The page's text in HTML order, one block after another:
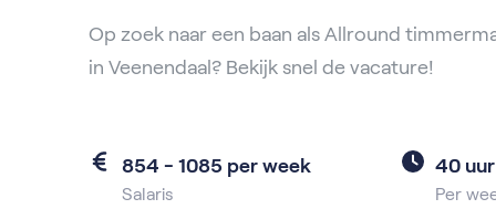
Op zoek naar een baan als Allround
in Veenendaal? Bekijk snel de vacature!
854 - 1085 per week
Salaris
40 uur
Per